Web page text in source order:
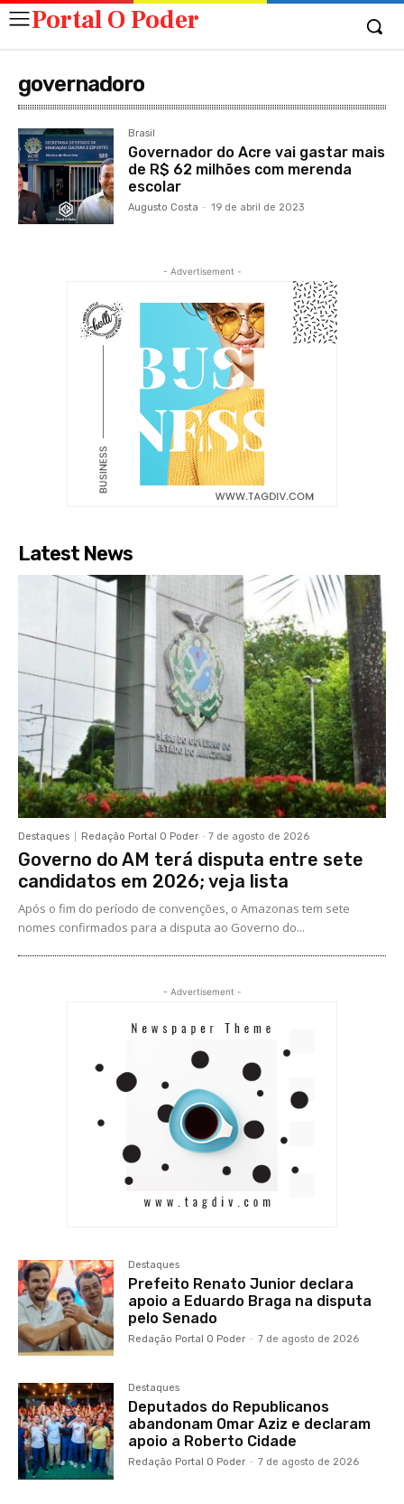
Portal O Poder
governadoro
Brasil
Governador do Acre vai gastar mais
de R$ 62 milhões com merenda
escolar
Augusto Costa - 19 de abril de 2023
- Advertisement -
Latest News
Destaques Redação Portal O Poder - 7 de agosto de 2026
Governo do AM terá disputa entre sete
candidatos em 2026; veja lista
Após o fim do período de convenções, o Amazonas tem sete
nomes confirmados para a disputa ao Governo do...
- Advertisement -
Destaques
Prefeito Renato Junior declara
apoio a Eduardo Braga na disputa
pelo Senado
Redação Portal O Poder - 7 de agosto de 2026
Destaques
Deputados do Republicanos
abandonam Omar Aziz e declaram
apoio a Roberto Cidade
Redação Portal O Poder - 7 de agosto de 2026